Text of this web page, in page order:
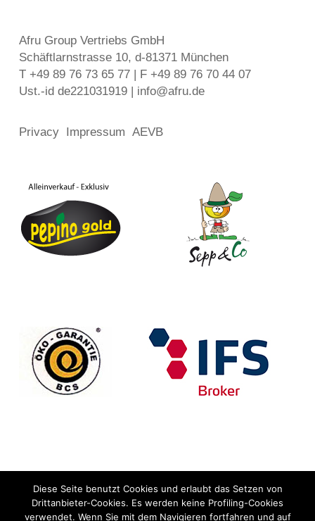
Afru Group Vertriebs GmbH
Schäftlarnstrasse 10, d-81371 München
T +49 89 76 73 65 77 | F +49 89 76 70 44 07
Ust.-id de221031919 | info@afru.de
Privacy Impressum AEVB
marketing
Diese Seite benutzt Cookies und erlaubt das Setzen von
Drittanbieter-Cookies. Es werden keine Profiling-Cookies
verwendet. Wenn Sie mit dem Navigieren fortfahren und auf